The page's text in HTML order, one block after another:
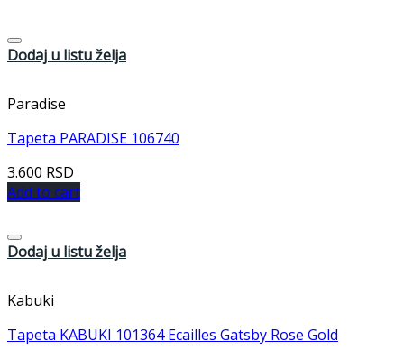
Dodaj u listu želja
Paradise
Tapeta PARADISE 106740
3.600 RSD
Add to cart
Dodaj u listu želja
Kabuki
Tapeta KABUKI 101364 Ecailles Gatsby Rose Gold